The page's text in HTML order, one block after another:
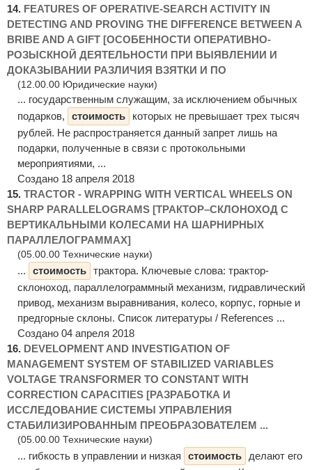
14. FEATURES OF OPERATIVE-SEARCH ACTIVITY IN
DETECTING AND PROVING THE DIFFERENCE BETWEEN A
BRIBE AND A GIFT [ОСОБЕННОСТИ ОПЕРАТИВНО-
РОЗЫСКНОЙ ДЕЯТЕЛЬНОСТИ ПРИ ВЫЯВЛЕНИИ И
ДОКАЗЫВАНИИ РАЗЛИЧИЯ ВЗЯТКИ И ПО
(12.00.00 Юридические науки)
... государственным служащим, за исключением обычных
подарков,
стоимость
которых не превышает трех тысяч
рублей. Не распространяется данный запрет лишь на
подарки, полученные в связи с протокольными
мероприятиями, ...
Создано 18 апреля 2018
15. TRACTOR - WRAPPING WITH VERTICAL WHEELS ON
SHARP PARALLELOGRAMS [ТРАКТОР–СКЛОНОХОД С
ВЕРТИКАЛЬНЫМИ КОЛЕСАМИ НА ШАРНИРНЫХ
ПАРАЛЛЕЛОГРАММАХ]
(05.00.00 Технические науки)
... стоимость трактора. Ключевые слова: трактор-
склоноход, параллелограммный механизм, гидравлический
привод, механизм выравнивания, колесо, корпус, горные и
предгорные склоны. Список литературы / References ...
Создано 04 апреля 2018
16. DEVELOPMENT AND INVESTIGATION OF
MANAGEMENT SYSTEM OF STABILIZED VARIABLES
VOLTAGE TRANSFORMER TO CONSTANT WITH
CORRECTION CAPACITIES [РАЗРАБОТКА И
ИССЛЕДОВАНИЕ СИСТЕМЫ УПРАВЛЕНИЯ
СТАБИЛИЗИРОВАННЫМ ПРЕОБРАЗОВАТЕЛЕМ ...
(05.00.00 Технические науки)
... гибкость в управлении и низкая стоимость
делают его